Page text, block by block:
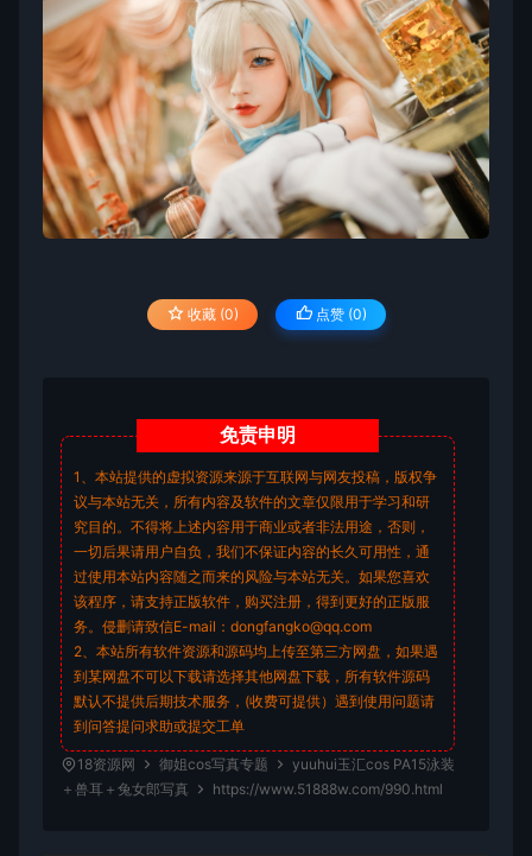
收藏 (0) 点赞 (0)
免责申明
1、本站提供的虚拟资源来源于互联网与网友投稿，版权争
议与本站无关，所有内容及软件的文章仅限用于学习和研
究目的。不得将上述内容用于商业或者非法用途，否则，
一切后果请用户自负，我们不保证内容的长久可用性，通
过使用本站内容随之而来的风险与本站无关。如果您喜欢
该程序，请支持正版软件，购买注册，得到更好的正版服
务。侵删请致信E-mail：dongfangko@qq.com
2、本站所有软件资源和源码均上传至第三方网盘，如果遇
到某网盘不可以下载请选择其他网盘下载，所有软件源码
默认不提供后期技术服务，(收费可提供）遇到使用问题请
到问答提问求助或提交工单
18资源网 御姐cos写真专题
yuuhui玉汇cos PA15泳装
＋兽耳＋兔女郎写真
https://www.51888w.com/990.html